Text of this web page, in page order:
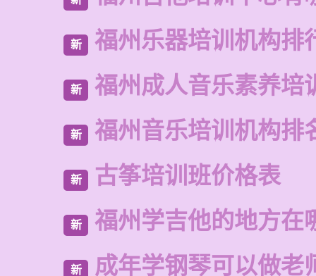
新 福州乐器培训机构排
新 福州成人音乐素养培
新 福州音乐培训机构排
新 古筝培训班价格表
新 福州学吉他的地方在
新 成年学钢琴可以做老